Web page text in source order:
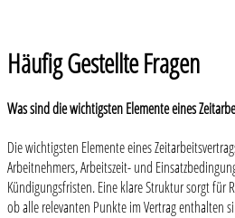
Häufig Gestellte Fragen
Was sind die wichtigsten Elemente eines
Die wichtigsten Elemente eines
Arbeitnehmers, Arbeitszeit- und
Kündigungsfristen. Eine klare Struktur sorgt für
ob alle relevanten Punkte im Vertrag enthalten